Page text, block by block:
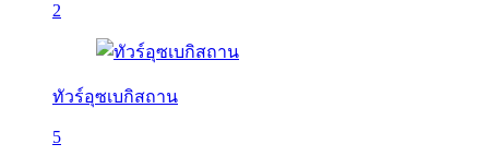
2
ทัวร์อุซเบกิสถาน
5